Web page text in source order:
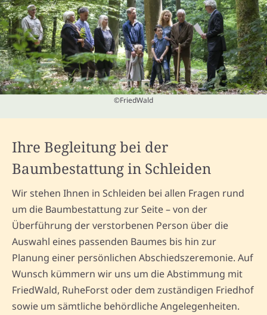
©FriedWald
Ihre Begleitung bei der
Baumbestattung in Schleiden
Wir stehen Ihnen in Schleiden bei allen Fragen rund
um die Baumbestattung zur Seite – von der
Überführung der verstorbenen Person über die
Auswahl eines passenden Baumes bis hin zur
Planung einer persönlichen Abschiedszeremonie. Auf
Wunsch kümmern wir uns um die Abstimmung mit
FriedWald, RuheForst oder dem zuständigen Friedhof
sowie um sämtliche behördliche Angelegenheiten.